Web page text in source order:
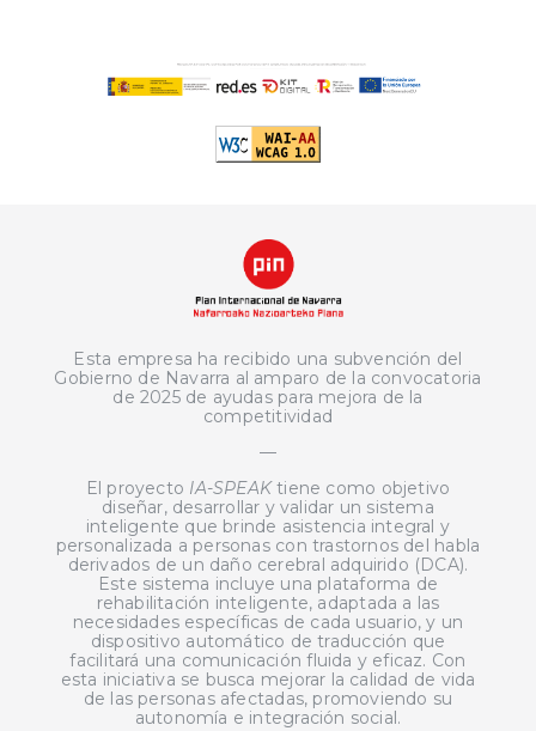
Esta empresa ha recibido una subvención del
Gobierno de Navarra al amparo de la convocatoria
de 2025 de ayudas para mejora de la
competitividad
—
El proyecto IA-SPEAKtiene como objetivo
diseñar, desarrollar y validar un sistema
inteligente que brinde asistencia integral y
personalizada a personas con trastornos del habla
derivados de un daño cerebral adquirido (DCA).
Este sistema incluye una plataforma de
rehabilitación inteligente, adaptada a las
necesidades específicas de cada usuario, y un
dispositivo automático de traducción que
facilitará una comunicación fluida y eficaz. Con
esta iniciativa se busca mejorar la calidad de vida
de las personas afectadas, promoviendo su
autonomía e integración social.